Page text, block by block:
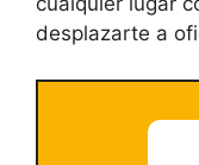
desplazarte a